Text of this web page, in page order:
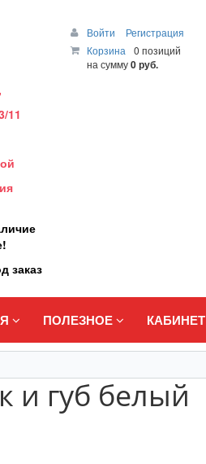
11
заказ
Войти
Регистрация
Корзина
0 позиций
на сумму0 руб.
ПОЛЕЗНОЕ КАБИНЕТ
губ белый